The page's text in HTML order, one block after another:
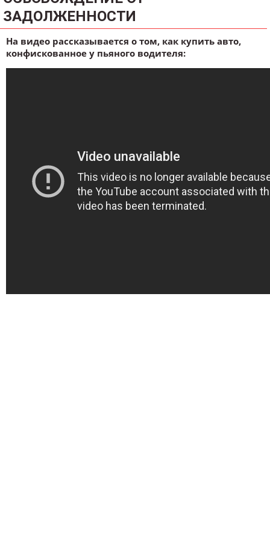
ЗАДОЛЖЕННОСТИ
На видео рассказывается о том, как купить авто,
конфискованное у пьяного водителя: